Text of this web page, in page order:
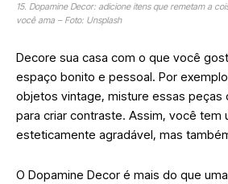
15. Dopamine Decor: adicione itens que remetam a
você ama – Foto: Unsplash
Decore sua casa com o que você
espaço bonito e pessoal. Por
objetos vintage, misture essas peças
para criar contraste. Assim, você tem
esteticamente agradável, mas
O Dopamine Decor é mais do que